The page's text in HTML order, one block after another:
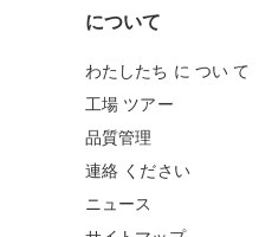
について
わたしたち に つい て
工場 ツアー
品質管理
連絡 ください
ニュース